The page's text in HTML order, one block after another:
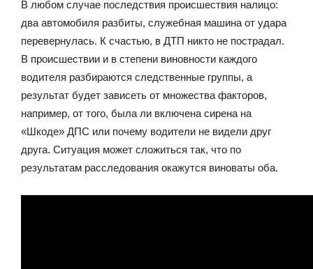
В любом случае последствия происшествия налицо:
два автомобиля разбиты, служебная машина от удара
перевернулась. К счастью, в ДТП никто не пострадал.
В происшествии и в степени виновности каждого
водителя разбираются следственные группы, а
результат будет зависеть от множества факторов,
например, от того, была ли включена сирена на
«Шкоде» ДПС или почему водители не видели друг
друга. Ситуация может сложиться так, что по
результатам расследования окажутся виноваты оба.